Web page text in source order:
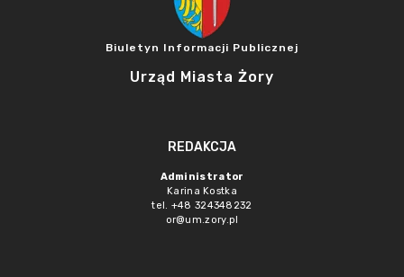
Biuletyn Informacji Publicznej
Urząd Miasta Żory
REDAKCJA
Administrator
Karina Kostka
tel. +48 324348232
or@um.zory.pl